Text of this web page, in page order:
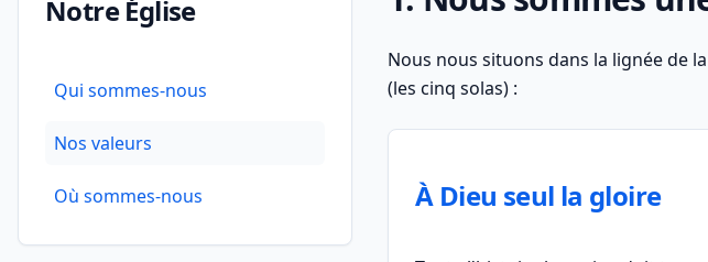
Notre Église
Qui sommes-nous
Nos valeurs
Où sommes-nous
Nous nous situons dans la lignée de
(les cinq solas) :
À Dieu seul la gloire